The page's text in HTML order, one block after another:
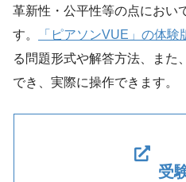
革新性・公平性等の点におい
す。
「ピアソンVUE」の体験
る問題形式や解答方法、また
でき、実際に操作できます。
受